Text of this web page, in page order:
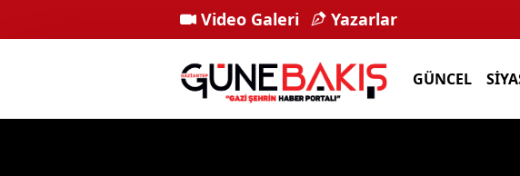
Video Galeri Yazarlar
GÜNCEL